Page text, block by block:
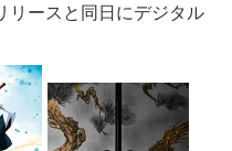
リースと同日にデジタル